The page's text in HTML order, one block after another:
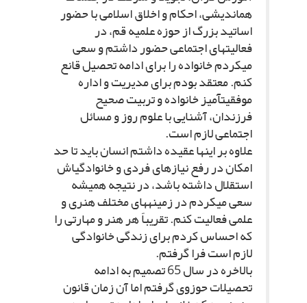
هم‏اندیشى، احکام و اخلاق اسلامى با حضور
اساتید بزرگ از حوزه علمیه قم، در
فعالیت‏هاى اجتماعى حضور داشتم و سعى
مى‏کردم خانواده را براى ادامه تحصیل قانع
کنم. معتقد بودم براى مدیریت و اداره
موفقیت‏آمیز خانواده و تربیت صحیح
فرزندان، آشنایى با علوم روز و مسائل
اجتماعى لازم است.
علاوه بر اینها عقیده داشتم انسان باید تا حد
امکان در رفع نیازهاى فردى و خانوادگى‏اش
استقلال داشته باشد، در نتیجه همیشه
سعى مى‏کردم در زمینه‏هاى مختلف هنرى و
علمى فعالیت کنم. تقریباً هر هنر و مهارتى را
که احساس کردم براى زندگى خانوادگى
لازم است فرا گرفتم.
بالاخره در سال 65 تصمیم به ادامه
تحصیلات حوزوى گرفتم اما آن زمان قانون